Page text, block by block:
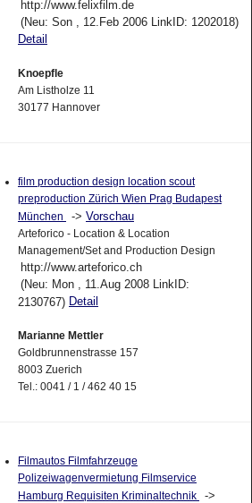
http://www.felixfilm.de
(Neu: Son , 12.Feb 2006 LinkID: 1202018)
Detail
Knoepfle
Am Listholze 11
30177 Hannover
film production design location scout
preproduction Zürich Wien Prag Budapest
München
-> Vorschau
Arteforico - Location & Location
Management/Set and Production Design
http://www.arteforico.ch
(Neu: Mon , 11.Aug 2008 LinkID:
2130767) Detail
Marianne Mettler
Goldbrunnenstrasse 157
8003 Zuerich
Tel.: 0041 / 1 / 462 40 15
Filmautos Filmfahrzeuge
Polizeiwagenvermietung Filmservice
Hamburg Requisiten Kriminaltechnik
->